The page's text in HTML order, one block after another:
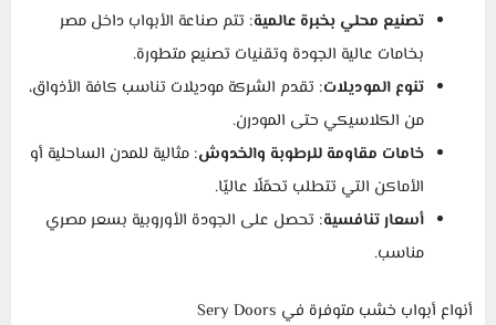
تصنيع محلي بخبرة عالمية: تتم صناعة الأبواب داخل مصر
بخامات عالية الجودة وتقنيات تصنيع متطورة.
تنوع الموديلات: تقدم الشركة موديلات تناسب كافة الأذواق،
من الكلاسيكي حتى المودرن.
خامات مقاومة للرطوبة والخدوش: مثالية للمدن الساحلية أو
الأماكن التي تتطلب تحمّلًا عاليًا.
أسعار تنافسية: تحصل على الجودة الأوروبية بسعر مصري
مناسب.
أنواع أبواب خشب متوفرة في Sery Doors